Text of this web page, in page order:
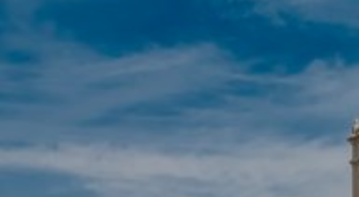
Modificar cookies
Aquest lloc web utilitza cookies pròpies per recopilar
informació amb la finalitat de millorar els nostres serveis.
Si continua navegant, suposa l'acceptació de la instal·lació
de les mateixes. L'usuari té la possibilitat de configurar el
instal·lades al disc dur, encara que haurà de tenir en
compte que aquesta acció podrà ocasionar dificultats de